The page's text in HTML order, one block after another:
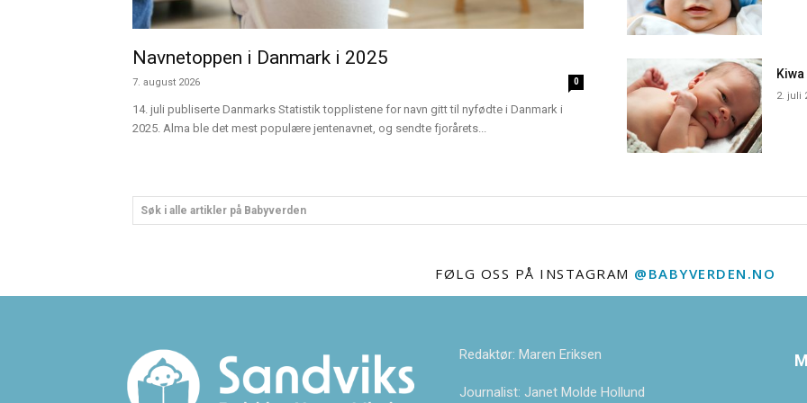
Navnetoppen i Danmark i 2025
7. august 2026 0
14. juli publiserte Danmarks Statistik topplistene for navn gitt til nyfødte i Danmark i
2025. Alma ble det mest populære jentenavnet, og sendte fjorårets...
Kiwa
2. juli
Søk i alle artikler på Babyverden
FØLG OSS PÅ INSTAGRAM @BABYVERDEN.NO
Redaktør: Maren Eriksen
Journalist: Janet Molde Hollund